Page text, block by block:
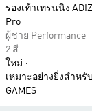
รองเท้าเทรนนิง
Pro
ผู้ชาย Performance
2 สี
ใหม่
เหมาะอย่างยิ่งสำหรั
GAMES